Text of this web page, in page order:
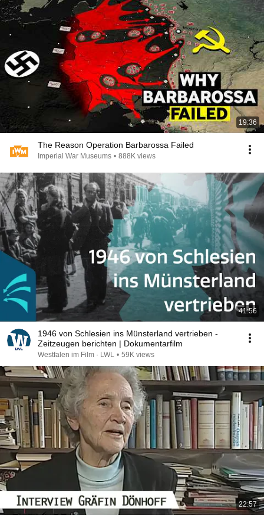
19:36
The Reason Operation Barbarossa Failed
Imperial War Museums • 888K views
41:56
1946 von Schlesien ins Münsterland vertrieben -
Zeitzeugen berichten | Dokumentarfilm
Westfalen im Film · LWL • 59K views
22:57